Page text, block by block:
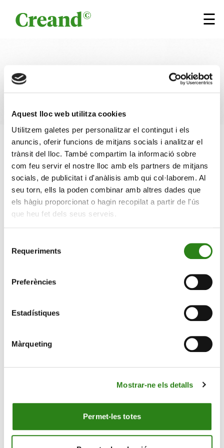
Aquest lloc web utilitza cookies
Utilitzem galetes per personalitzar el contingut i els
anuncis, oferir funcions de mitjans socials i analitzar el
trànsit del lloc. També compartim la informació sobre
com feu servir el nostre lloc amb els partners de mitjans
socials, de publicitat i d'anàlisis amb qui col·laborem. Al
seu torn, ells la poden combinar amb altres dades que
els hàgiu proporcionat o hagin recopilat a partir de l'ús
que heu fet dels seus serveis.
Requeriments
Preferències
Estadístiques
Màrqueting
Mostrar-ne els detalls
Permet-les totes
☰
×
Un cop d'ull als mercats
13.10.2023
16 OCTUBRE 2023 1 min Escrit per Creand